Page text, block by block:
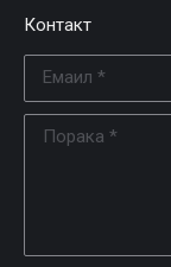
Контакт